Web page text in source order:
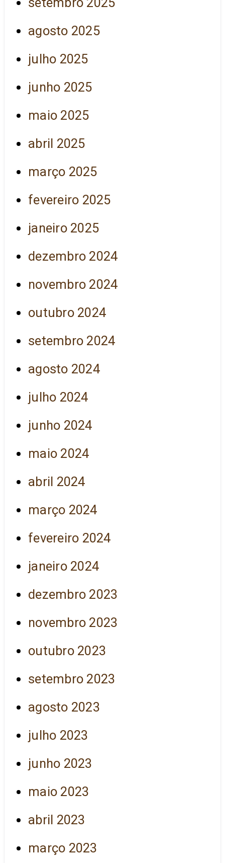
agosto 2025
julho 2025
junho 2025
maio 2025
abril 2025
março 2025
fevereiro 2025
janeiro 2025
dezembro 2024
novembro 2024
outubro 2024
setembro 2024
agosto 2024
julho 2024
junho 2024
maio 2024
abril 2024
março 2024
fevereiro 2024
janeiro 2024
dezembro 2023
novembro 2023
outubro 2023
setembro 2023
agosto 2023
julho 2023
junho 2023
maio 2023
abril 2023
março 2023